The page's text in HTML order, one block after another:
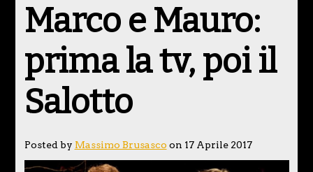
Marco e Mauro:
prima la tv, poi il
Salotto
Posted by Massimo Brusasco on 17 Aprile 2017